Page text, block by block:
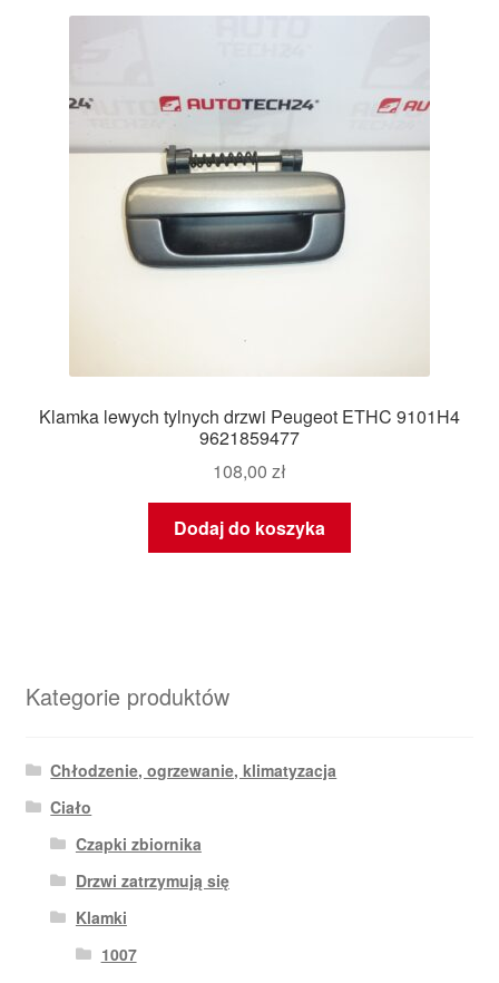
Klamka lewych tylnych drzwi Peugeot ETHC 9101H4
9621859477
108,00 zł
Dodaj do koszyka
Kategorie produktów
Chłodzenie, ogrzewanie, klimatyzacja
Ciało
Czapki zbiornika
Drzwi zatrzymują się
Klamki
1007